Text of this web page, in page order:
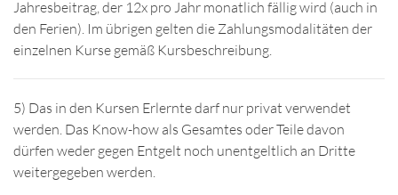
Jahresbeitrag, der 12x pro Jahr monatlich fällig wird (auch in
den Ferien). Im übrigen gelten die Zahlungsmodalitäten der
einzelnen Kurse gemäß Kursbeschreibung.
5) Das in den Kursen Erlernte darf nur privat verwendet
werden. Das Know-how als Gesamtes oder Teile davon
dürfen weder gegen Entgelt noch unentgeltlich an Dritte
weitergegeben werden.